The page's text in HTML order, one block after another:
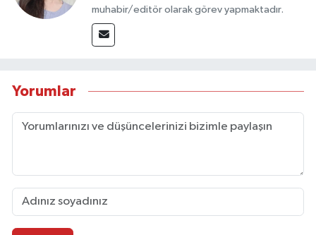
muhabir/editör olarak görev yapmaktadır.
Yorumlar